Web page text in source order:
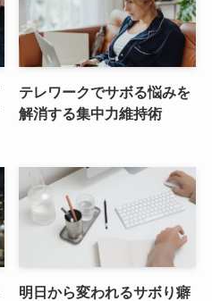
テレワークでサボる悩みを
解消する集中力維持術
明日から変われるサボり癖